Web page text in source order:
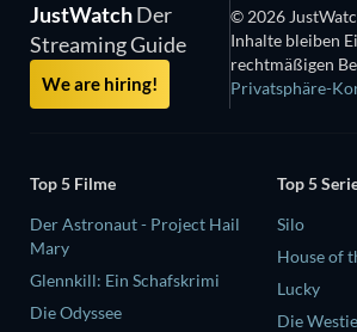
JustWatchDer
Streaming Guide
We are hiring!
© 2026
Inhalte bleiben
rechtmäßigen
Privatsphäre-
Top 5 Filme
Der Astronaut - Project Hail
Mary
Glennkill: Ein Schafskrimi
Die Odyssee
Top 5
Silo
House of
Lucky
Die